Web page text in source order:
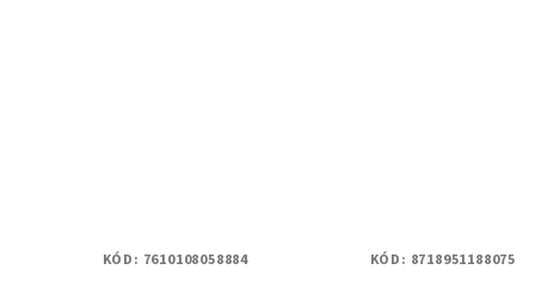
KÓD: 7610108058884 KÓD: 8718951188075